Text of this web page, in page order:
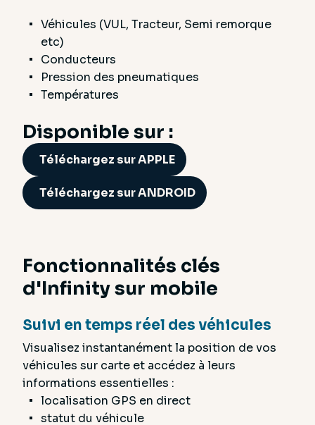
Véhicules (VUL, Tracteur, Semi remorque
etc)
Conducteurs
Pression des pneumatiques
Températures
Disponible sur :
Téléchargez sur APPLE
Téléchargez sur ANDROID
Fonctionnalités clés
d'Infinity sur mobile
Suivi en temps réel des véhicules
Visualisez instantanément la position de vos
véhicules sur carte et accédez à leurs
informations essentielles :
localisation GPS en direct
statut du véhicule